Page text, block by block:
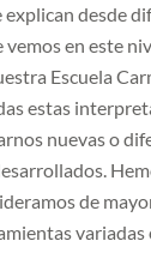
desde
vemos en este
Escuela
estas
nuevas o
de
variadas